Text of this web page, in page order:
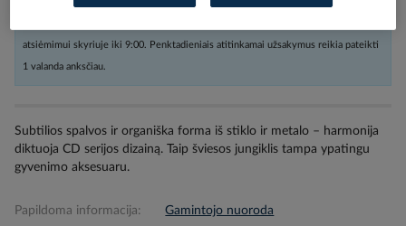
atsiėmimui skyriuje iki 9:00. Penktadieniais atitinkamai užsakymus reikia pateikti
1 valanda anksčiau.
Subtilios spalvos ir organiška forma iš stiklo ir metalo – harmonija
diktuoja CD serijos dizainą. Taip šviesos jungiklis tampa ypatingu
gyvenimo aksesuaru.
Papildoma informacija: Gamintojo nuoroda